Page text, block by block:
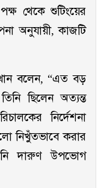
থেকে শুটিংয়ের
অনুযায়ী, কাজটি
খান বলেন, “এত বড়
ছিলেন অত্যন্ত
নির্দেশনা
নিখুঁতভাবে করার
দারুণ উপভোগ